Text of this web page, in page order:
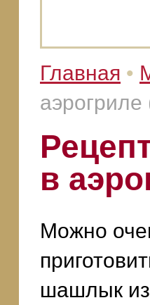
Главная •
в
Можно
шашлык из